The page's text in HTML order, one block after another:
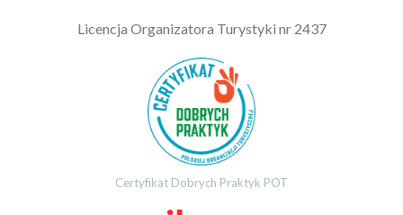
Licencja Organizatora Turystyki nr 2437
Certyfikat Dobrych Praktyk POT